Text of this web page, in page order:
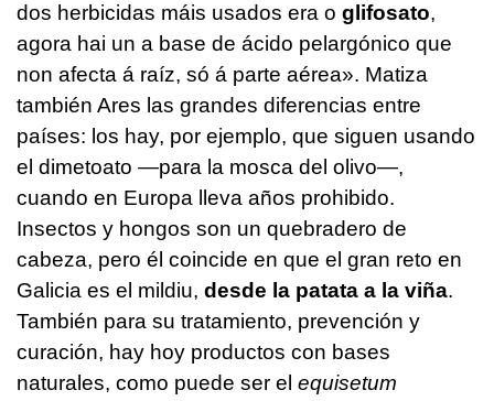
dos herbicidas máis usados era o glifosato,
agora hai un a base de ácido pelargónico que
non afecta á raíz, só á parte aérea». Matiza
también Ares las grandes diferencias entre
países: los hay, por ejemplo, que siguen usando
el dimetoato —para la mosca del olivo—,
cuando en Europa lleva años prohibido.
Insectos y hongos son un quebradero de
cabeza, pero él coincide en que el gran reto en
Galicia es el mildiu, desde la patata a la viña.
También para su tratamiento, prevención y
curación, hay hoy productos con bases
naturales, como puede ser el equisetum